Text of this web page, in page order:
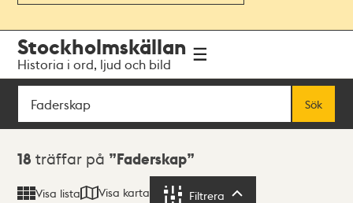
navigationen
huvudinnehållet
Stockholmskällan
Historia i ord, ljud och bild
Sök
Sök
Sökresultat
18 träffar på Faderskap
Visa lista Visa karta Filtrera